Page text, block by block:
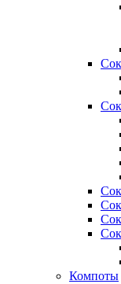
Компоты